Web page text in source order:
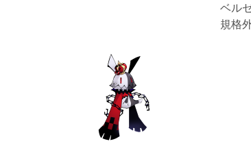
ベル
規格